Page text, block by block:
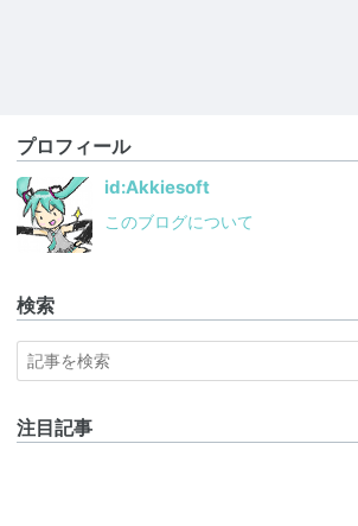
プロフィール
id:Akkiesoft
このブログについて
検索
注目記事